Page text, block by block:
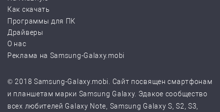
Как скачать
Программы для ПК
Драйверы
О нас
Реклама на Samsung-Galaxy.mobi
© 2018 Samsung-Galaxy.mobi. Сайт посвящен смартфонам
и планшетам марки Samsung Galaxy. Эдакое сообщество
всех любителей Galaxy Note, Samsung Galaxy S, S2, S3,